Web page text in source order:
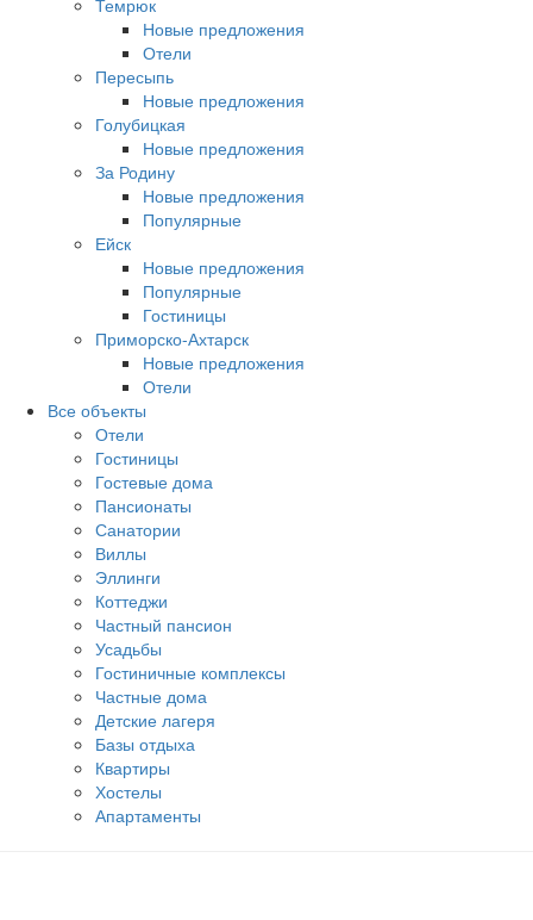
Темрюк
Новые предложения
Отели
Пересыпь
Новые предложения
Голубицкая
Новые предложения
За Родину
Новые предложения
Популярные
Ейск
Новые предложения
Популярные
Гостиницы
Приморско-Ахтарск
Новые предложения
Отели
Все объекты
Отели
Гостиницы
Гостевые дома
Пансионаты
Санатории
Виллы
Эллинги
Коттеджи
Частный пансион
Усадьбы
Гостиничные комплексы
Частные дома
Детские лагеря
Базы отдыха
Квартиры
Хостелы
Апартаменты